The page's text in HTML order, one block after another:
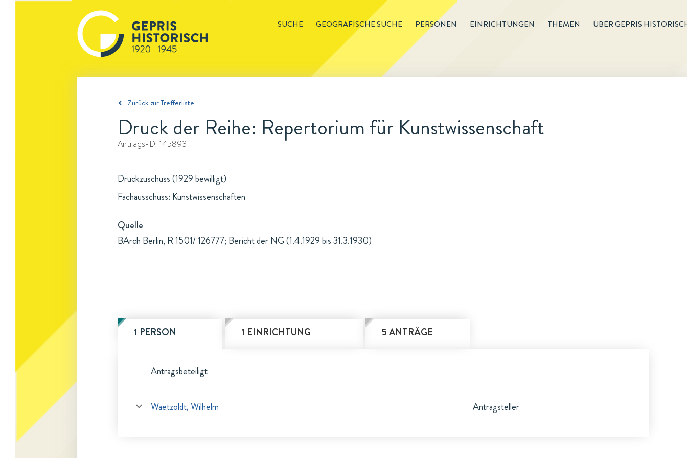
SUCHE GEOGRAFISCHE SUCHE PERSONEN EINRICHTUNGEN THEMEN ÜBER GEPRIS
Zurück zur Trefferliste
Druck der Reihe: Repertorium für Kunstwissenschaft
Antrags-ID: 145893
Druckzuschuss (1929 bewilligt)
Fachausschuss: Kunstwissenschaften
Quelle
BArch Berlin, R 1501/ 126777; Bericht der NG (1.4.1929 bis 31.3.1930)
1 PERSON 1 EINRICHTUNG 5 ANTRÄGE
Antragsbeteiligt
Waetzoldt, Wilhelm Antragsteller